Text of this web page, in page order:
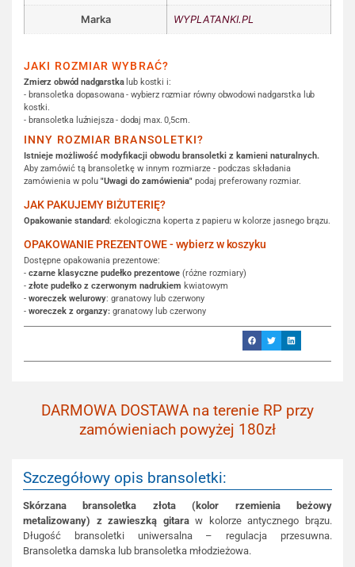
Marka WYPLATANKI.PL
JAKI ROZMIAR WYBRAĆ?
Zmierz obwód nadgarstkalub kostki i:
- bransoletka dopasowana - wybierz rozmiar równy obwodowi nadgarstka lub
kostki.
- bransoletka luźniejsza - dodaj max. 0,5cm.
INNY ROZMIAR BRANSOLETKI?
Istnieje możliwość modyfikacji obwodu bransoletki z kamieni naturalnych.
Aby zamówić tą bransoletkę w innym rozmiarze - podczas składania
zamówienia w polu "Uwagi do zamówienia" podaj preferowany rozmiar.
JAK PAKUJEMY BIŻUTERIĘ?
Opakowanie standard: ekologiczna koperta z papieru w kolorze jasnego brązu.
OPAKOWANIE PREZENTOWE - wybierz w koszyku
Dostępne opakowania prezentowe:
- czarne klasyczne pudełko prezentowe (różne rozmiary)
- złote pudełko z czerwonym nadrukiem kwiatowym
- woreczek welurowy: granatowy lub czerwony
- woreczek z organzy: granatowy lub czerwony
DARMOWA DOSTAWA na terenie RP przy
zamówieniach powyżej 180zł
Szczegółowy opis bransoletki:
Skórzana bransoletka złota (kolor rzemienia beżowy
metalizowany) z zawieszką gitaraw kolorze antycznego brązu.
Długość bransoletki uniwersalna – regulacja przesuwna.
Bransoletka damska lub bransoletka młodzieżowa.